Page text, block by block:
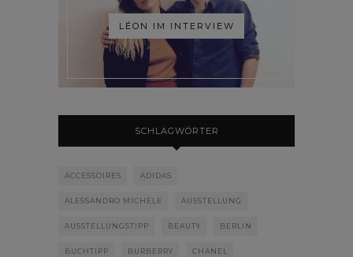
LÉON IM INTERVIEW
SCHLAGWÖRTER
ACCESSOIRES ADIDAS
ALESSANDRO MICHELE AUSSTELLUNG
AUSSTELLUNGSTIPP BEAUTY BERLIN
BUCHTIPP BURBERRY CHANEL